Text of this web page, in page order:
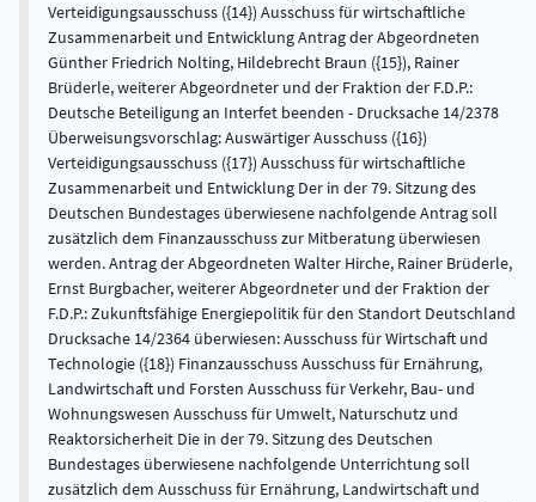
Verteidigungsausschuss ({14}) Ausschuss für wirtschaftliche
Zusammenarbeit und Entwicklung Antrag der Abgeordneten
Günther Friedrich Nolting, Hildebrecht Braun ({15}), Rainer
Brüderle, weiterer Abgeordneter und der Fraktion der F.D.P.:
Deutsche Beteiligung an Interfet beenden - Drucksache 14/2378
Überweisungsvorschlag: Auswärtiger Ausschuss ({16})
Verteidigungsausschuss ({17}) Ausschuss für wirtschaftliche
Zusammenarbeit und Entwicklung Der in der 79. Sitzung des
Deutschen Bundestages überwiesene nachfolgende Antrag soll
zusätzlich dem Finanzausschuss zur Mitberatung überwiesen
werden. Antrag der Abgeordneten Walter Hirche, Rainer Brüderle,
Ernst Burgbacher, weiterer Abgeordneter und der Fraktion der
F.D.P.: Zukunftsfähige Energiepolitik für den Standort Deutschland
Drucksache 14/2364 überwiesen: Ausschuss für Wirtschaft und
Technologie ({18}) Finanzausschuss Ausschuss für Ernährung,
Landwirtschaft und Forsten Ausschuss für Verkehr, Bau- und
Wohnungswesen Ausschuss für Umwelt, Naturschutz und
Reaktorsicherheit Die in der 79. Sitzung des Deutschen
Bundestages überwiesene nachfolgende Unterrichtung soll
zusätzlich dem Ausschuss für Ernährung, Landwirtschaft und